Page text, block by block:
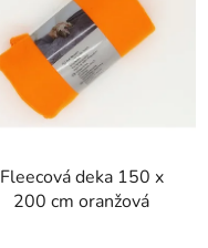
Fleecová deka 150 x
200 cm oranžová